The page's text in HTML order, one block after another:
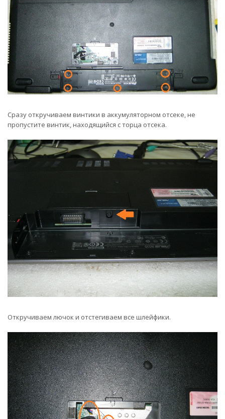
Сразу откручиваем винтики в аккумуляторном отсеке, не
пропустите винтик, находящийся с торца отсека.
Откручиваем лючок и отстегиваем все шлейфики.